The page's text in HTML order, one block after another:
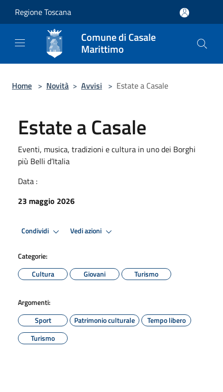
Regione Toscana
Comune di Casale
Marittimo
Home > Novità > Avvisi > Estate a Casale
Estate a Casale
Eventi, musica, tradizioni e cultura in uno dei Borghi
più Belli d’Italia
Data :
23 maggio 2026
Condividi Vedi azioni
Categorie:
Cultura
Giovani Turismo
Argomenti:
Sport
Patrimonio culturale
Tempo libero
Turismo